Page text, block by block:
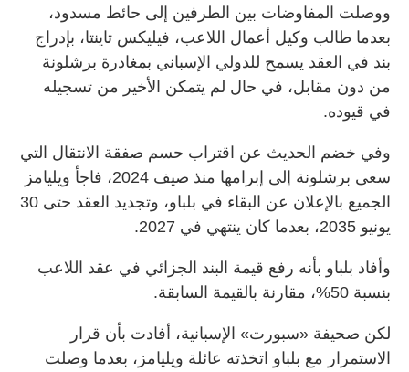
ووصلت المفاوضات بين الطرفين إلى حائط مسدود،
بعدما طالب وكيل أعمال اللاعب، فيليكس تاينتا، بإدراج
بند في العقد يسمح للدولي الإسباني بمغادرة برشلونة
من دون مقابل، في حال لم يتمكن الأخير من تسجيله
في قيوده.
وفي خضم الحديث عن اقتراب حسم صفقة الانتقال التي
سعى برشلونة إلى إبرامها منذ صيف 2024، فاجأ ويليامز
الجميع بالإعلان عن البقاء في بلباو، وتجديد العقد حتى 30
يونيو 2035، بعدما كان ينتهي في 2027.
وأفاد بلباو بأنه رفع قيمة البند الجزائي في عقد اللاعب
بنسبة 50%، مقارنة بالقيمة السابقة.
لكن صحيفة «سبورت» الإسبانية، أفادت بأن قرار
الاستمرار مع بلباو اتخذته عائلة ويليامز، بعدما وصلت